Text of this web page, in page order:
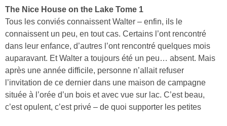
The Nice House on the Lake Tome 1
Tous les conviés connaissent Walter – enfin, ils le
connaissent un peu, en tout cas. Certains l’ont rencontré
dans leur enfance, d’autres l’ont rencontré quelques mois
auparavant. Et Walter a toujours été un peu… absent. Mais
après une année difficile, personne n’allait refuser
l’invitation de ce dernier dans une maison de campagne
située à l’orée d’un bois et avec vue sur lac. C’est beau,
c’est opulent, c’est privé – de quoi supporter les petites